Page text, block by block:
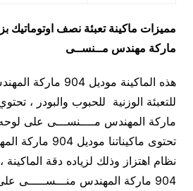
مميزات ماكينة تعبئة نصف اوتوماتيك
ماركة مهندس مــنســى
هذه الماكينة موديل
ماركة المهندس مــــنســـى على
تحتوى ماكيناتنا
نظام اهتزاز وذلك لزياده دقة الماكينة